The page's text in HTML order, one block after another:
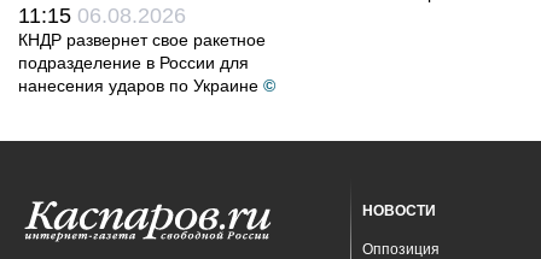
11:15 06.08.2026
КНДР развернет свое ракетное
подразделение в России для
нанесения ударов по Украине ©
НОВОСТИ
Оппозиция